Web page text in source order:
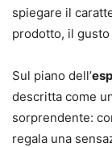
spiegare il
prodotto, il gusto
Sul piano dell’
descritta come
sorprendente:
regala una